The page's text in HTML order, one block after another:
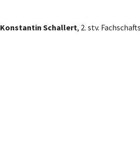
Konstantin Schallert, 2. stv.